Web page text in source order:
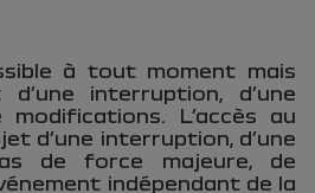
à tout moment mais
interruption, d’une
L’accès au
d’une interruption, d’une
de force majeure, de
indépendant de la